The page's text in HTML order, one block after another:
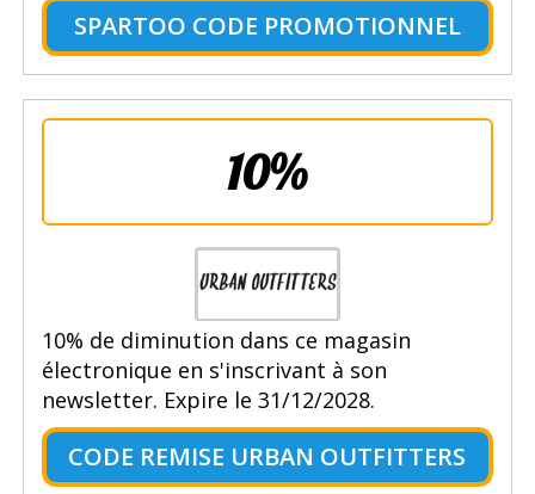
SPARTOO CODE PROMOTIONNEL
10%
10% de diminution dans ce magasin
électronique en s'inscrivant à son
newsletter. Expire le 31/12/2028.
CODE REMISE URBAN OUTFITTERS